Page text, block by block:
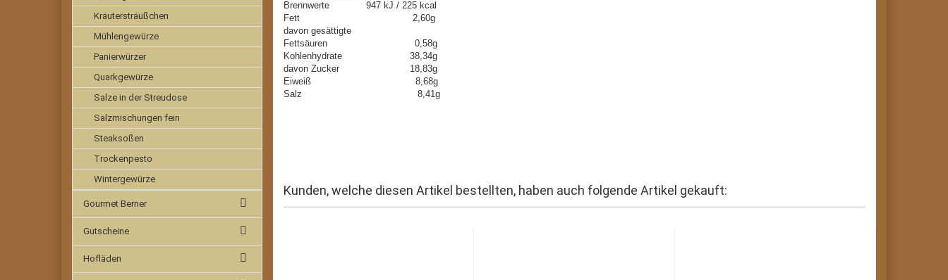
Brennwerte 947 kJ / 225 kcal
Fett 2,60g
davon gesättigte
Fettsäuren 0,58g
Kohlenhydrate 38,34g
davon Zucker 18,83g
Eiweiß 8,68g
Salz 8,41g
Kunden, welche diesen Artikel bestellten, haben auch folgende Artikel gekauft:
Kräutersträußchen
Mühlengewürze
Panierwürzer
Quarkgewürze
Salze in der Streudose
Salzmischungen fein
Steaksoßen
Trockenpesto
Wintergewürze
Gourmet Berner
Gutscheine
Hofläden